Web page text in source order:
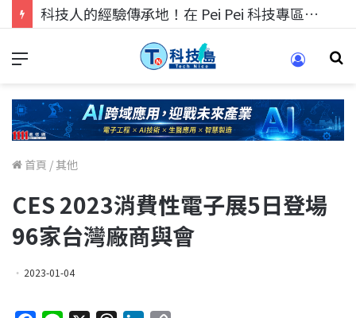
科技人的經驗傳承地！在 Pei Pei 科技專區，與學弟妹交流最硬核的技術
首頁 /其他
CES 2023消費性電子展5日登場
96家台灣廠商與會
2023-01-04